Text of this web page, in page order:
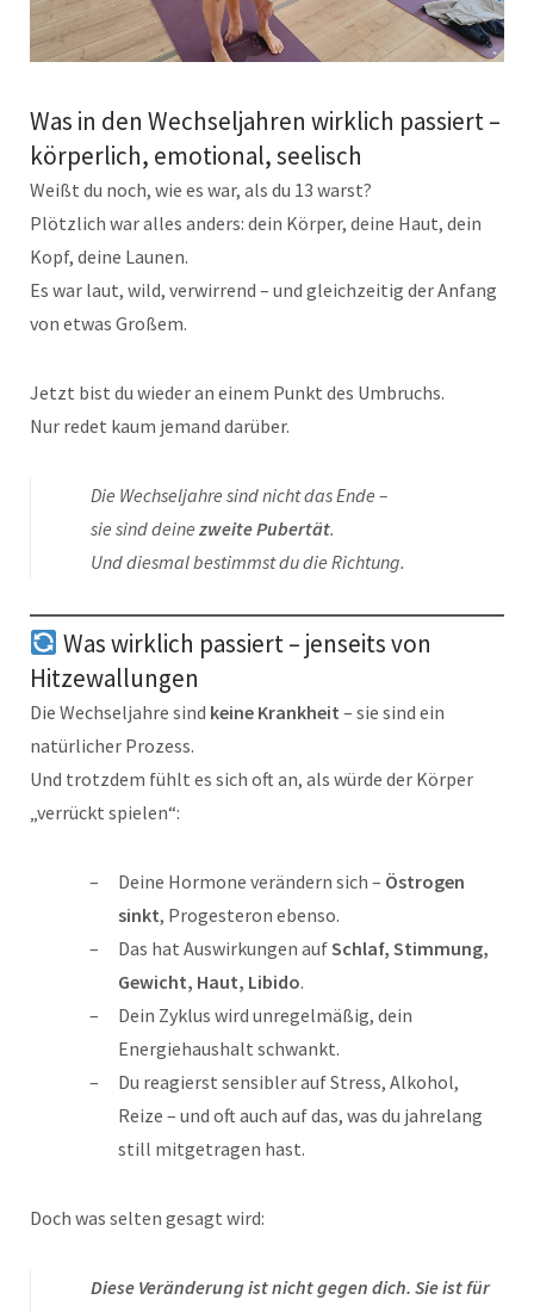
Was in den Wechseljahren wirklich passiert –
körperlich, emotional, seelisch
Weißt du noch, wie es war, als du 13 warst?
Plötzlich war alles anders: dein Körper, deine Haut, dein
Kopf, deine Launen.
Es war laut, wild, verwirrend – und gleichzeitig der Anfang
von etwas Großem.
Jetzt bist du wieder an einem Punkt des Umbruchs.
Nur redet kaum jemand darüber.
Die Wechseljahre sind nicht das Ende –
sie sind deine zweite Pubertät.
Und diesmal bestimmst du die Richtung.
Was wirklich passiert – jenseits von
Hitzewallungen
Die Wechseljahre sind keine Krankheit – sie sind ein
natürlicher Prozess.
Und trotzdem fühlt es sich oft an, als würde der Körper
„verrückt spielen“:
Deine Hormone verändern sich – Östrogen
sinkt, Progesteron ebenso.
Das hat Auswirkungen aufSchlaf, Stimmung,
Gewicht, Haut, Libido.
Dein Zyklus wird unregelmäßig, dein
Energiehaushalt schwankt.
Du reagierst sensibler auf Stress, Alkohol,
Reize – und oft auch auf das, was du jahrelang
still mitgetragen hast.
Doch was selten gesagt wird:
Diese Veränderung ist nicht gegen dich. Sie ist für